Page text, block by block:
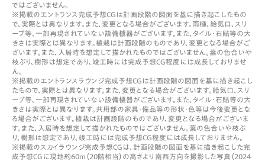
ではございません。
※掲載のエントランス完成予想CGは計画段階の図面を基に描き起こしたもの
で、実際とは異なります。また、変更となる場合がございます。雨樋、給気口、スリ
ーブ等、一部再現されていない設備機器がございます。また、タイル・石貼等の大
きさは実際とは異なります。植栽は計画段階のものであり、変更となる場合がご
ざいます。また、入居時を想定して描かれたものではございません。葉の色合いや
枝ぶり、樹形は想定であり、竣工時には完成予想CG程度には成長しておりませ
ん。
※掲載のエントランスラウンジ完成予想CGは計画段階の図面を基に描き起こし
たもので、実際とは異なります。また、変更となる場合がございます。給気口、スリ
ーブ等、一部再現されていない設備機器がございます。また、タイル・石貼等の大
きさは実際とは異なります。共用部の家具・備品等の形状・色等は今後変更とな
る場合がございます。植栽は計画段階のものであり、変更となる場合がございま
す。また、入居時を想定して描かれたものではございません。葉の色合いや枝ぶ
り、樹形は想定であり、竣工時には完成予想CG程度には成長しておりません。
※掲載のスカイラウンジ完成予想CGは、計画段階の図面を基に描き起こした完
成予想CGに現地約60m（20階相当）の高さより南西方向を撮影した写真（2024